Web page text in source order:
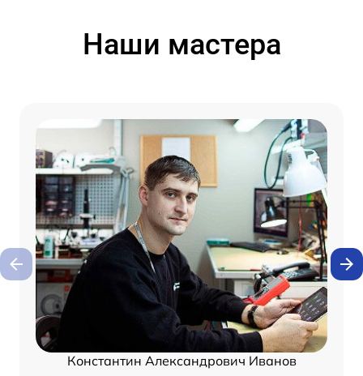
Наши мастера
Константин Александрович Иванов